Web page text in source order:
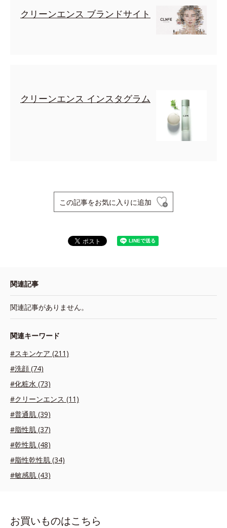
クリーンエンス ブランドサイト
クリーンエンス インスタグラム
この記事をお気に入りに追加
関連記事
関連記事がありません。
関連キーワード
#スキンケア (211)
#洗顔 (74)
#化粧水 (73)
#クリーンエンス (11)
#普通肌 (39)
#脂性肌 (37)
#乾性肌 (48)
#脂性乾性肌 (34)
#敏感肌 (43)
お買いものはこちら